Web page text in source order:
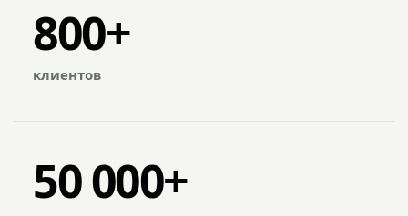
800+
клиентов
50 000+